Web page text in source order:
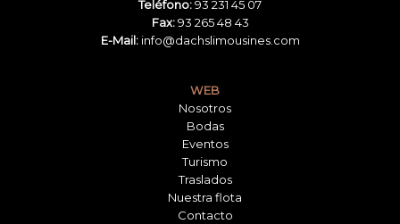
Teléfono:93 231 45 07
Fax:93 265 48 43
E-Mail: info@dachslimousines.com
WEB
Nosotros
Bodas
Eventos
Turismo
Traslados
Nuestra flota
Contacto